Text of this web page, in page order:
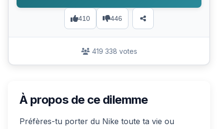
410 446
419 338 votes
À propos de ce dilemme
Préfères-tu porter du Nike toute ta vie ou